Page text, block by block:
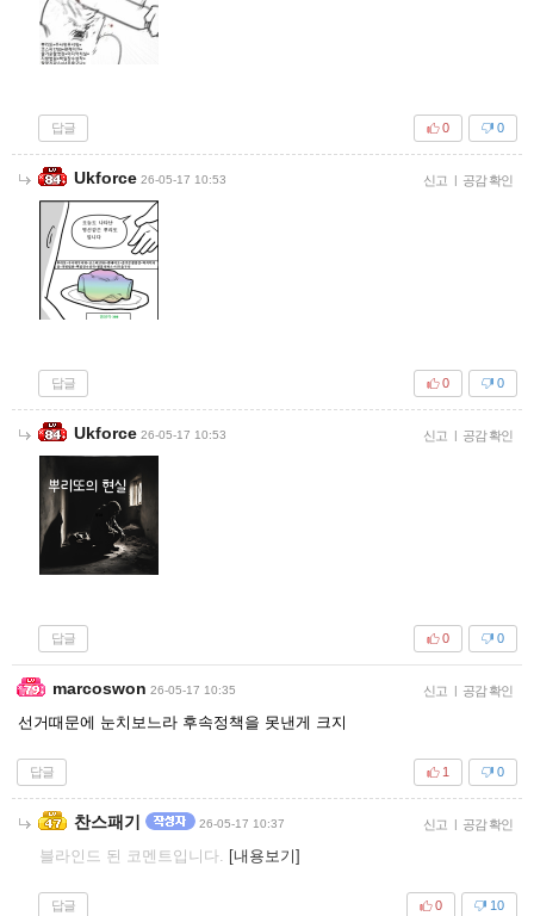
답글 0
0
Ukforce 26-05-17 10:53 신고 | 공감 확인
답글 0
0
Ukforce 26-05-17 10:53 신고 | 공감 확인
답글 0
0
marcoswon 26-05-17 10:35 신고 | 공감 확인
선거때문에 눈치보느라 후속정책을 못낸게 크지
답글 0
1
찬스패기 26-05-17 10:37 신고 | 공감 확인
블라인드 된 코멘트입니다. [내용보기]
답글 10
0